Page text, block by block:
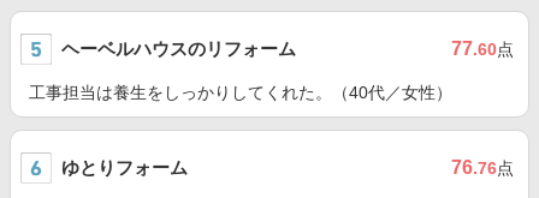
ヘーベルハウスのリフォーム 77.60点
工事担当は養生をしっかりしてくれた。（40代／女性）
ゆとりフォーム 76.76点